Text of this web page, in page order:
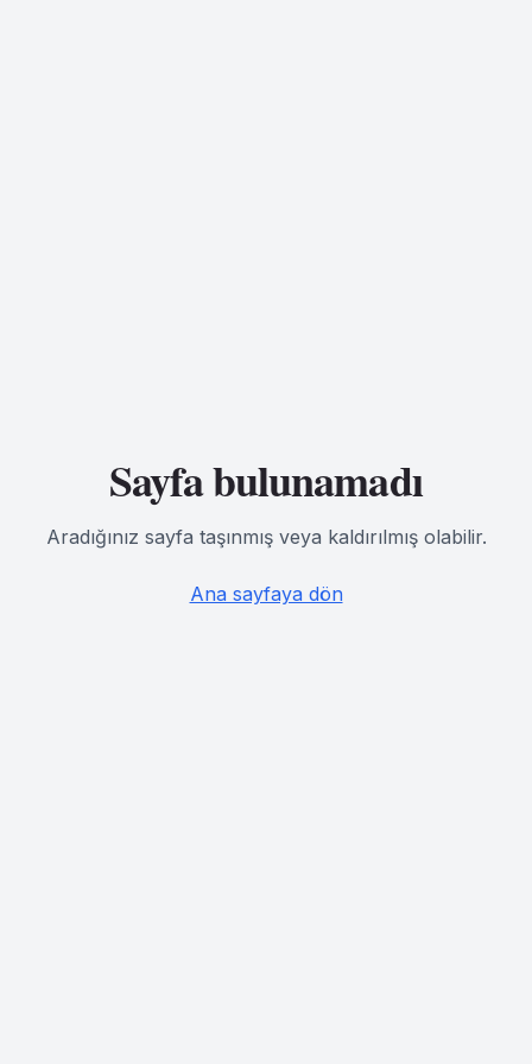
Sayfa bulunamadı
Aradığınız sayfa taşınmış veya kaldırılmış olabilir.
Ana sayfaya dön